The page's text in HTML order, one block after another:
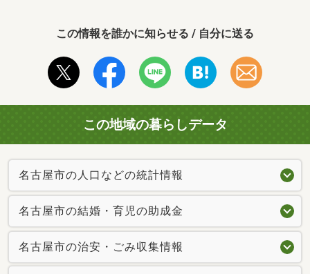
この情報を誰かに知らせる / 自分に送る
この地域の暮らしデータ
名古屋市の人口などの統計情報
名古屋市の結婚・育児の助成金
名古屋市の治安・ごみ収集情報